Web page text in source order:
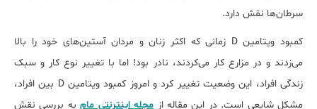
سرطان‎‌ها نقش دارد.
کمبود ویتامین D زمانی که اکثر زنان و مردان آستین‌های خود را بالا
می‌زدند و در مزارع کار می‎‌کردند، نادر بود! اما با تغییر نوع کار و سبک
زندگی افراد، این وضعیت تغییر کرد و امروز کمبود ویتامین D بین افراد،
مشکل شایعی است. در این مقاله از مجله اینترنتی مامبه بررسی نقش